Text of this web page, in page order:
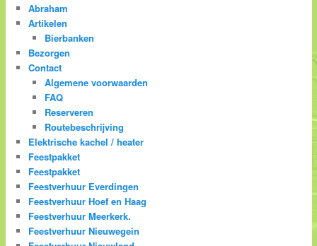
Abraham
Artikelen
Bierbanken
Bezorgen
Contact
Algemene voorwaarden
FAQ
Reserveren
Routebeschrijving
Elektrische kachel / heater
Feestpakket
Feestpakket
Feestverhuur Everdingen
Feestverhuur Hoef en Haag
Feestverhuur Meerkerk.
Feestverhuur Nieuwegein